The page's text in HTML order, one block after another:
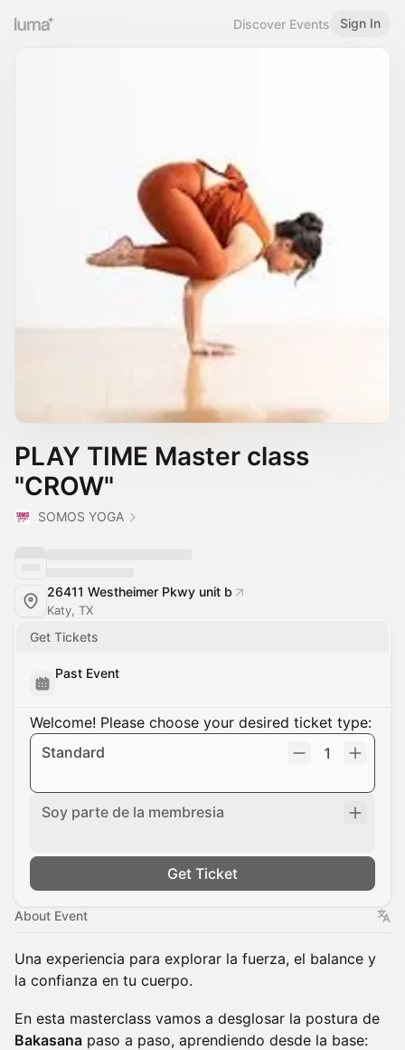
Discover Events Sign In
PLAY TIME Master class
"CROW"
SOMOS YOGA
26411 Westheimer Pkwy unit b
Katy, TX
Get Tickets
Past Event
Welcome! Please choose your desired ticket type:
Standard
1
Soy parte de la membresia
Get Ticket
About Event
Una experiencia para explorar la fuerza, el balance y
la confianza en tu cuerpo.
En esta masterclass vamos a desglosar la postura de
Bakasana paso a paso, aprendiendo desde la base: